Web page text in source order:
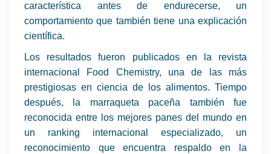
característica antes de endurecerse, un
comportamiento que también tiene una explicación
científica.
Los resultados fueron publicados en la revista
internacional Food Chemistry, una de las más
prestigiosas en ciencia de los alimentos. Tiempo
después, la marraqueta paceña también fue
reconocida entre los mejores panes del mundo en
un ranking internacional especializado, un
reconocimiento que encuentra respaldo en la